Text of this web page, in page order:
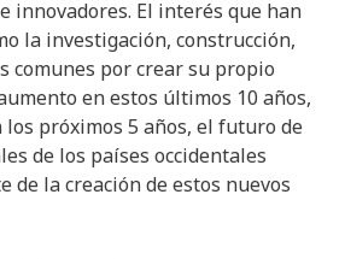
innovadores. El interés que han
la investigación, construcción,
comunes por crear su propio
en estos últimos 10 años,
los próximos 5 años, el futuro de
de los países occidentales
de la creación de estos nuevos